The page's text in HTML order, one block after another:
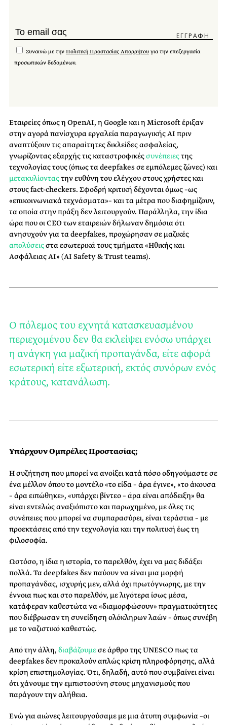
Συναινώ με την Πολιτική Προστασίας Απορρήτου για την επεξεργασία
προσωπικών δεδομένων.
Εταιρείες όπως η OpenAI, η Google και η Microsoft έριξαν
στην αγορά πανίσχυρα εργαλεία παραγωγικής AI πριν
αναπτύξουν τις απαραίτητες δικλείδες ασφαλείας,
γνωρίζοντας εξαρχής τις καταστροφικέςσυνέπειεςτης
τεχνολογίας τους (όπως τα deepfakes σε εμπόλεμες ζώνες) και
μετακυλίονταςτην ευθύνη του ελέγχου στους χρήστες και
στους fact-checkers. Σφοδρή κριτική δέχονται όμως –ως
«επικοινωνιακά τεχνάσματα»– και τα μέτρα που διαφημίζουν,
τα οποία στην πράξη δεν λειτουργούν. Παράλληλα, την ίδια
ώρα που οι CEO των εταιρειών δήλωναν δημόσια ότι
ανησυχούν για τα deepfakes, προχώρησαν σε μαζικές
απολύσειςστα εσωτερικά τους τμήματα «Ηθικής και
Ασφάλειας AI» (AI Safety & Trust teams).
Ο πόλεμος του εχνητά κατασκευασμένου
περιεχομένου δεν θα εκλείψει ενόσω υπάρχει
η ανάγκη για μαζική προπαγάνδα, είτε αφορά
εσωτερική είτε εξωτερική, εκτός συνόρων ενός
κράτους, κατανάλωση.
Υπάρχουν Ομπρέλες Προστασίας;
Η συζήτηση που μπορεί να ανοίξει κατά πόσο οδηγούμαστε σε
ένα μέλλον όπου το μοντέλο «το είδα – άρα έγινε», «το άκουσα
– άρα ειπώθηκε», «υπάρχει βίντεο – άρα είναι απόδειξη» θα
είναι εντελώς αναξιόπιστο και παρωχημένο, με όλες τις
συνέπειες που μπορεί να συμπαρασύρει, είναι τεράστια – με
προεκτάσεις από την τεχνολογία και την πολιτική έως τη
φιλοσοφία.
Ωστόσο, η ίδια η ιστορία, το παρελθόν, έχει να μας διδάξει
πολλά. Τα deepfakes δεν παύουν να είναι μια μορφή
προπαγάνδας, ισχυρής μεν, αλλά όχι πρωτόγνωρης, με την
έννοια πως και στο παρελθόν, με λιγότερα ίσως μέσα,
κατάφεραν καθεστώτα να «διαμορφώσουν» πραγματικότητες
που διέβρωσαν τη συνείδηση ολόκληρων λαών – όπως συνέβη
με το ναζιστικό καθεστώς.
Από την άλλη, διαβάζουμεσε άρθρο της UNESCO πως τα
deepfakes δεν προκαλούν απλώς κρίση πληροφόρησης, αλλά
κρίση επιστημολογίας. Ότι, δηλαδή, αυτό που συμβαίνει είναι
ότι χάνουμε την εμπιστοσύνη στους μηχανισμούς που
παράγουν την αλήθεια.
Ενώ για αιώνες λειτουργούσαμε με μια άτυπη συμφωνία –οι